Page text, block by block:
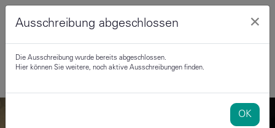
Ausschreibung abgeschlossen ×
Die Ausschreibung wurde bereits abgeschlossen.
Hier können Sie weitere, noch aktive Ausschreibungen finden.
OK